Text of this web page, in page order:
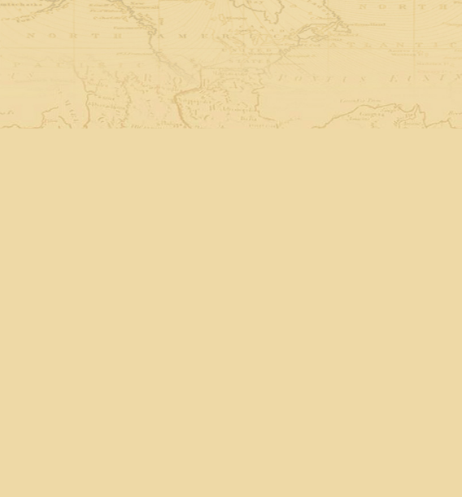
。南丰蜜桔，历史上是皇室贡品。此外，还有庐山云雾
国驰名商标的品种有159件。
曾巩、王安石、朱熹、文天祥、宋应星、汤显祖、詹天
革命的摇篮，南昌是中国人民解放军的诞生地，瑞金是
籍有名有姓的革命烈士就有25万多人，占全国的六分之
向国家贡献粮食的省份之一。生态农业前景可喜，有机